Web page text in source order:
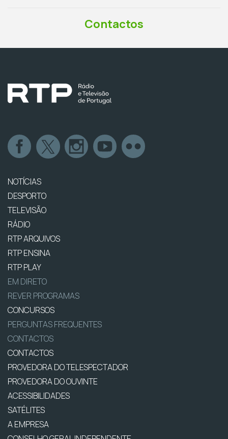
Contactos
NOTÍCIAS
DESPORTO
TELEVISÃO
RÁDIO
RTP ARQUIVOS
RTP ENSINA
RTP PLAY
EM DIRETO
REVER PROGRAMAS
CONCURSOS
PERGUNTAS FREQUENTES
CONTACTOS
CONTACTOS
PROVEDORA DO TELESPECTADOR
PROVEDORA DO OUVINTE
ACESSIBILIDADES
SATÉLITES
A EMPRESA